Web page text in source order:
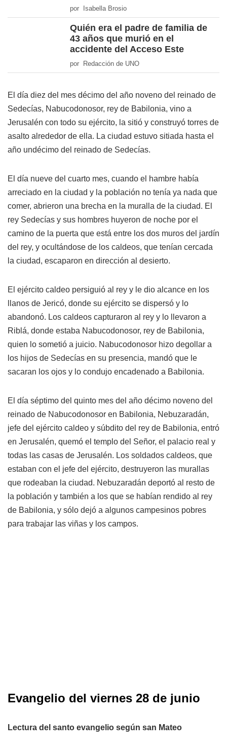
por Isabella Brosio
Quién era el padre de familia de
43 años que murió en el
accidente del Acceso Este
por Redacción de UNO
El día diez del mes décimo del año noveno del reinado de
Sedecías, Nabucodonosor, rey de Babilonia, vino a
Jerusalén con todo su ejército, la sitió y construyó torres de
asalto alrededor de ella. La ciudad estuvo sitiada hasta el
año undécimo del reinado de Sedecías.
El día nueve del cuarto mes, cuando el hambre había
arreciado en la ciudad y la población no tenía ya nada que
comer, abrieron una brecha en la muralla de la ciudad. El
rey Sedecías y sus hombres huyeron de noche por el
camino de la puerta que está entre los dos muros del jardín
del rey, y ocultándose de los caldeos, que tenían cercada
la ciudad, escaparon en dirección al desierto.
El ejército caldeo persiguió al rey y le dio alcance en los
llanos de Jericó, donde su ejército se dispersó y lo
abandonó. Los caldeos capturaron al rey y lo llevaron a
Riblá, donde estaba Nabucodonosor, rey de Babilonia,
quien lo sometió a juicio. Nabucodonosor hizo degollar a
los hijos de Sedecías en su presencia, mandó que le
sacaran los ojos y lo condujo encadenado a Babilonia.
El día séptimo del quinto mes del año décimo noveno del
reinado de Nabucodonosor en Babilonia, Nebuzaradán,
jefe del ejército caldeo y súbdito del rey de Babilonia, entró
en Jerusalén, quemó el templo del Señor, el palacio real y
todas las casas de Jerusalén. Los soldados caldeos, que
estaban con el jefe del ejército, destruyeron las murallas
que rodeaban la ciudad. Nebuzaradán deportó al resto de
la población y también a los que se habían rendido al rey
de Babilonia, y sólo dejó a algunos campesinos pobres
para trabajar las viñas y los campos.
Evangelio del viernes 28 de junio
Lectura del santo evangelio según san Mateo